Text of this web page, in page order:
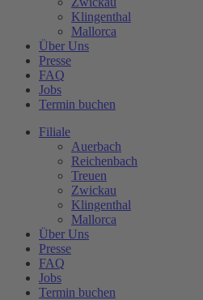
Klingenthal
Mallorca
Über Uns
Presse
FAQ
Jobs
Termin buchen
Filiale
Auerbach
Reichenbach
Treuen
Zwickau
Klingenthal
Mallorca
Über Uns
Presse
FAQ
Jobs
Termin buchen